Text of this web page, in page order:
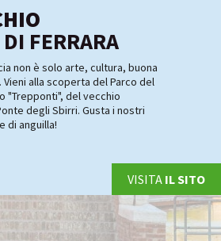
FERRARA
non è solo arte, cultura, buona
alla scoperta del Parco del
"Trepponti", del vecchio
degli Sbirri. Gusta i nostri
di anguilla!
VISITA IL SITO